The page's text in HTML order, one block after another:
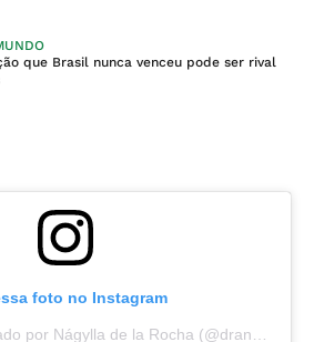
que Brasil nunca venceu pode ser rival
foto no Instagram